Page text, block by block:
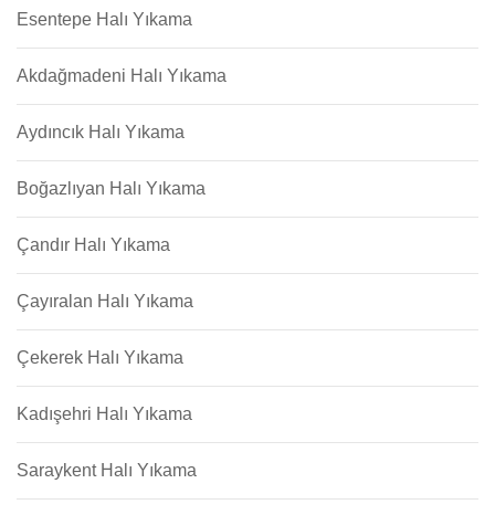
Esentepe Halı Yıkama
Akdağmadeni Halı Yıkama
Aydıncık Halı Yıkama
Boğazlıyan Halı Yıkama
Çandır Halı Yıkama
Çayıralan Halı Yıkama
Çekerek Halı Yıkama
Kadışehri Halı Yıkama
Saraykent Halı Yıkama